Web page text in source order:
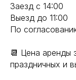
Заезд с 14:00
Выезд до 11:00
По
📆 Цена аренды
праздничных и